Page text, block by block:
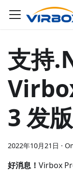
支持
3 发版
2022年10月21日 ·
好消息！ Virbox